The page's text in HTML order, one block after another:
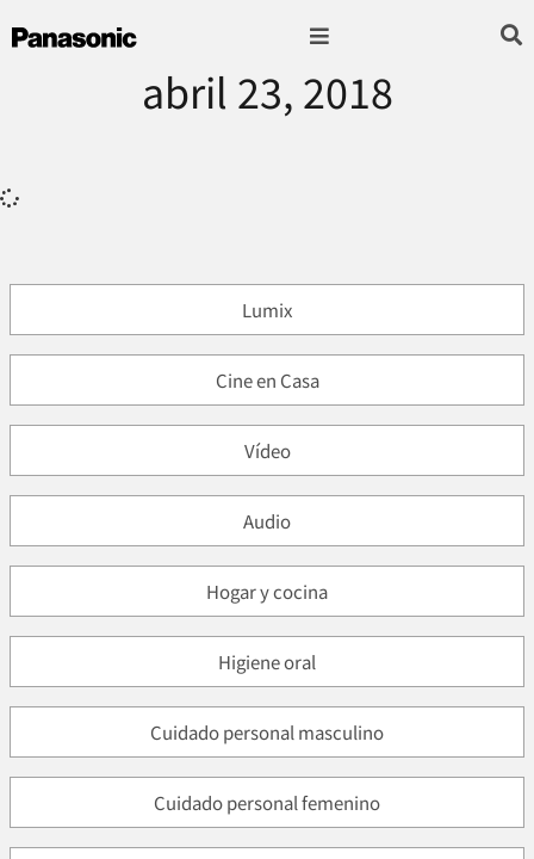
abril 23, 2018
Lumix
Cine en Casa
Vídeo
Audio
Hogar y cocina
Higiene oral
Cuidado personal masculino
Cuidado personal femenino